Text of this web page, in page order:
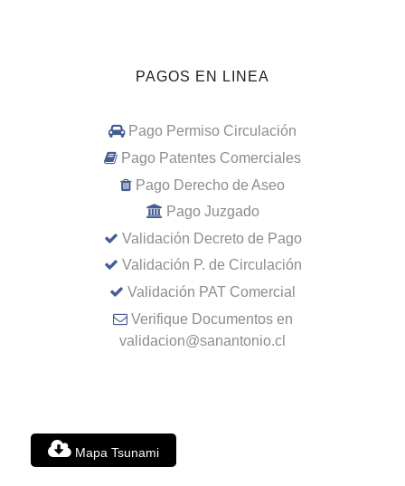
PAGOS EN LINEA
Pago Permiso Circulación
Pago Patentes Comerciales
Pago Derecho de Aseo
Pago Juzgado
Validación Decreto de Pago
Validación P. de Circulación
Validación PAT Comercial
Verifique Documentos en
validacion@sanantonio.cl
Mapa Tsunami